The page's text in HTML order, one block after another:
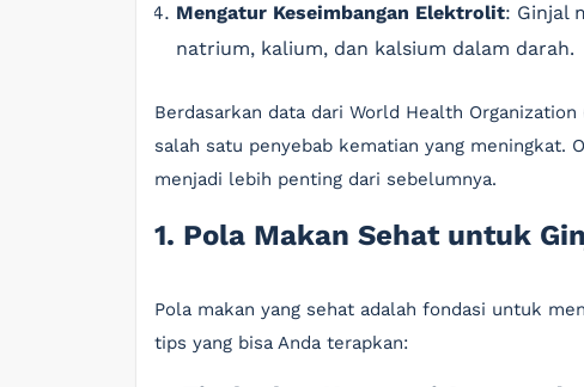
Mengatur Keseimbangan Elektrolit: Ginjal
natrium, kalium, dan kalsium dalam darah.
Berdasarkan data dari World Health
salah satu penyebab kematian yang meningkat.
menjadi lebih penting dari sebelumnya.
1. Pola Makan Sehat untuk
Pola makan yang sehat adalah fondasi untuk
tips yang bisa Anda terapkan: